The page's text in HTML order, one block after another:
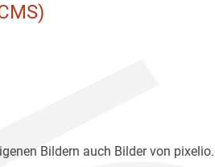
Bildern auch Bilder von